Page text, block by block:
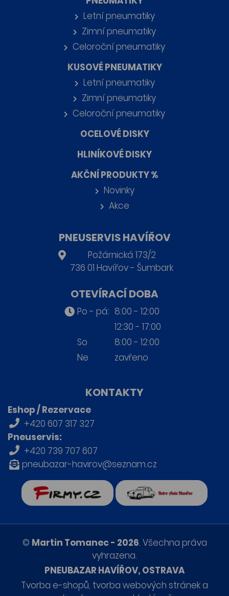
Letní pneumatiky
Zimní pneumatiky
Celoroční pneumatiky
KUSOVÉ PNEUMATIKY
Letní pneumatiky
Zimní pneumatiky
Celoroční pneumatiky
OCELOVÉ DISKY
HLINÍKOVÉ DISKY
AKČNÍ PRODUKTY %
Novinky
Akce
PNEUSERVIS HAVÍŘOV
Požárnická 173/2
736 01 Havířov - Šumbark
OTEVÍRACÍ DOBA
Po - pá: 8:00 - 12:00
12:30 - 17:00
So
8:00 - 12:00
Ne
zavřeno
KONTAKTY
Eshop / Rezervace
+420 607 317 327
Pneuservis:
+420 739 707 607
pneubazar-havirov@seznam.cz
Retro auta Havířov
© Martin Tomanec - 2026. Všechna práva
vyhrazena.
PNEUBAZAR HAVÍŘOV, OSTRAVA
Tvorba e-shopů, tvorba webových stránek a